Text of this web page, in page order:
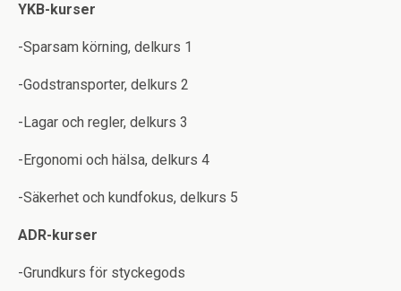
YKB-kurser
-Sparsam körning, delkurs 1
-Godstransporter, delkurs 2
-Lagar och regler, delkurs 3
-Ergonomi och hälsa, delkurs 4
-Säkerhet och kundfokus, delkurs 5
ADR-kurser
-Grundkurs för styckegods